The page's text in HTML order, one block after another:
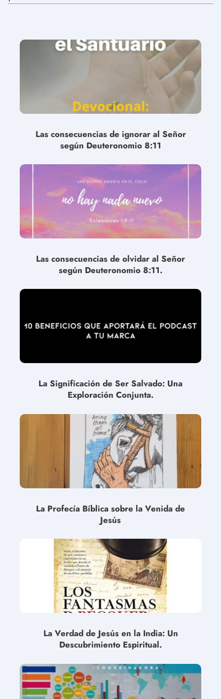
Las consecuencias de ignorar al Señor
según Deuteronomio 8:11
Las consecuencias de olvidar al Señor
según Deuteronomio 8:11.
La Significación de Ser Salvado: Una
Exploración Conjunta.
La Profecía Bíblica sobre la Venida de
Jesús
La Verdad de Jesús en la India: Un
Descubrimiento Espiritual.